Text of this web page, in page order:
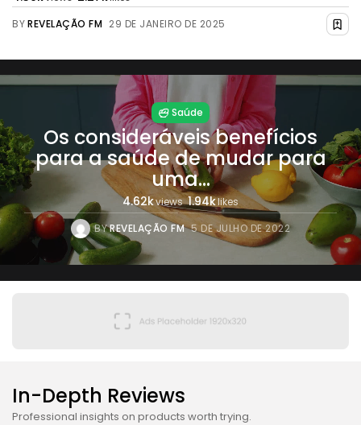
BYREVELAÇÃO FM 29 DE JANEIRO DE 2025
Saúde
Os consideráveis benefícios
para a saúde de mudar para
uma...
4.62kviews 1.94klikes
BYREVELAÇÃO FM 5 DE JULHO DE 2022
In-Depth Reviews
Professional insights on products worth trying.